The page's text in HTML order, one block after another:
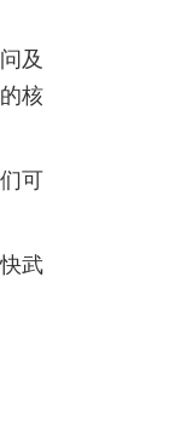
及
核
可
武